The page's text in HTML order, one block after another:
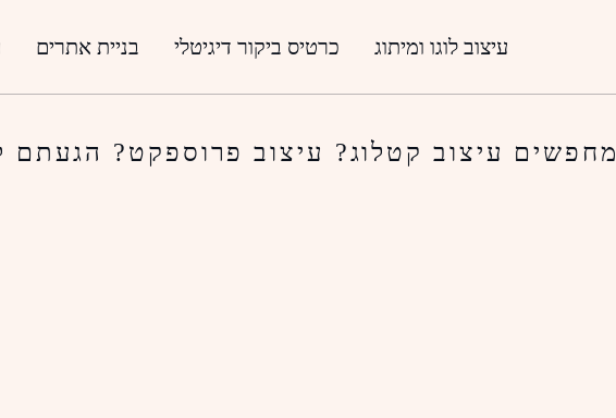
עיצוב לוגו ומיתוג כרטיס ביקור דיגיטלי בניית אתרים
מחפשים עיצוב קטלוג? עיצוב פרוספקט? הגעתם